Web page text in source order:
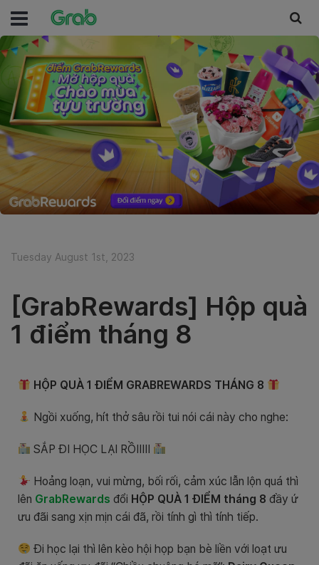
Tuesday August 1st, 2023
[GrabRewards] Hộp quà
1 điểm tháng 8
HỘP QUÀ 1 ĐIỂM GRABREWARDS THÁNG 8
‍ Ngồi xuống, hít thở sâu rồi tui nói cái này cho nghe:
SẮP ĐI HỌC LẠI RỒIIIII
Hoảng loạn, vui mừng, bối rối, cảm xúc lẫn lộn quá thì
lên GrabRewards đổi HỘP QUÀ 1 ĐIỂM tháng 8 đầy ứ
ưu đãi sang xịn mịn cái đã, rồi tính gì thì tính tiếp.
Đi học lại thì lên kèo hội họp bạn bè liền với loạt ưu